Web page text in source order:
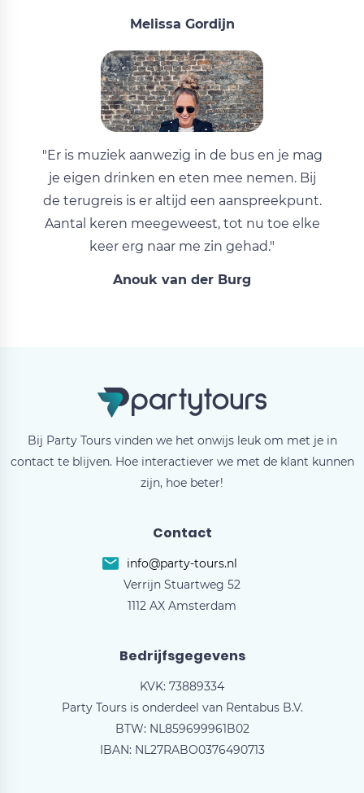
Melissa Gordijn
"Er is muziek aanwezig in de bus en je mag
je eigen drinken en eten mee nemen. Bij
de terugreis is er altijd een aanspreekpunt.
Aantal keren meegeweest, tot nu toe elke
keer erg naar me zin gehad."
Anouk van der Burg
Bij Party Tours vinden we het onwijs leuk om met je in
contact te blijven. Hoe interactiever we met de klant kunnen
zijn, hoe beter!
Contact
info@party-tours.nl
Verrijn Stuartweg 52
1112 AX Amsterdam
Bedrijfsgegevens
KVK: 73889334
Party Tours is onderdeel van Rentabus B.V.
BTW: NL859699961B02
IBAN: NL27RABO0376490713